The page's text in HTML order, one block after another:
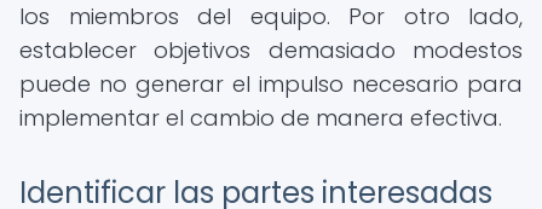
los miembros del equipo. Por otro lado,
establecer objetivos demasiado modestos
puede no generar el impulso necesario para
implementar el cambio de manera efectiva.
Identificar las partes interesadas